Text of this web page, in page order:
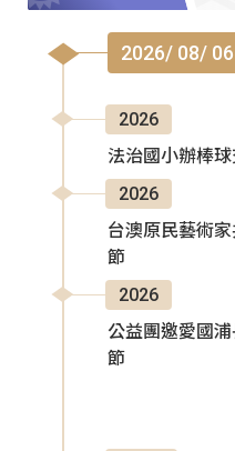
2026/ 08/ 06
2026
法治國小辦棒
2026
台澳原民藝術
節
2026
公益團邀愛國
節